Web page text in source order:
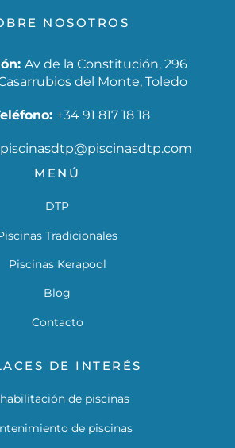
NOSOTROS
Av de la Constitución, 296
del Monte, Toledo
+34 91 817 18 18
piscinasdtp@piscinasdtp.com
MENÚ
DTP
Tradicionales
Piscinas Kerapool
Blog
Contacto
DE INTERÉS
de piscinas
de piscinas